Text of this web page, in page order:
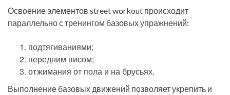
Освоение элементов street workout происходит
параллельно с тренингом базовых упражнений:
подтягиваниями;
передним висом;
отжимания от пола и на брусьях.
Выполнение базовых движений позволяет укрепить и